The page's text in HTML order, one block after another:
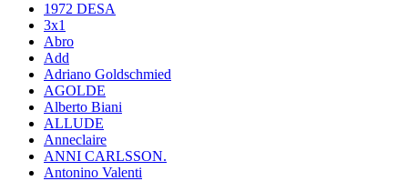
1972 DESA
3x1
Abro
Add
Adriano Goldschmied
AGOLDE
Alberto Biani
ALLUDE
Anneclaire
ANNI CARLSSON.
Antonino Valenti